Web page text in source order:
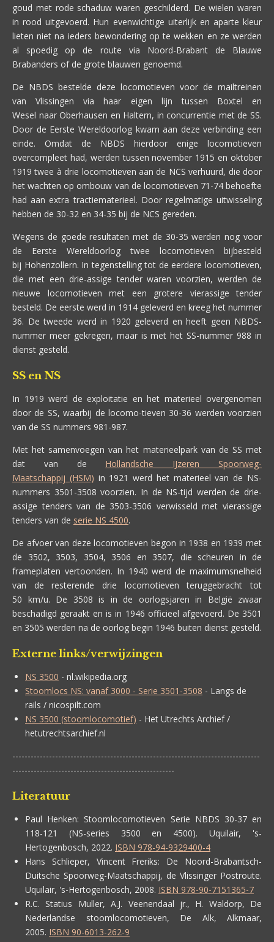
goud met rode schaduw waren geschilderd. De wielen waren
in rood uitgevoerd. Hun evenwichtige uiterlijk en aparte kleur
lieten niet na ieders bewondering op te wekken en ze werden
al spoedig op de route via Noord-Brabant de Blauwe
Brabanders of de grote blauwen genoemd.
De NBDS bestelde deze locomotieven voor de mailtreinen
van Vlissingen via haar eigen lijn tussen Boxtel en
Wesel naar Oberhausen en Haltern, in concurrentie met de SS.
Door de Eerste Wereldoorlog kwam aan deze verbinding een
einde. Omdat de NBDS hierdoor enige locomotieven
overcompleet had, werden tussen november 1915 en oktober
1919 twee à drie locomotieven aan de NCS verhuurd, die door
het wachten op ombouw van de locomotieven 71-74 behoefte
had aan extra tractiematerieel. Door regelmatige uitwisseling
hebben de 30-32 en 34-35 bij de NCS gereden.
Wegens de goede resultaten met de 30-35 werden nog voor
de Eerste Wereldoorlog twee locomotieven bijbesteld
bij Hohenzollern. In tegenstelling tot de eerdere locomotieven,
die met een drie-assige tender waren voorzien, werden de
nieuwe locomotieven met een grotere vierassige tender
besteld. De eerste werd in 1914 geleverd en kreeg het nummer
36. De tweede werd in 1920 geleverd en heeft geen NBDS-
nummer meer gekregen, maar is met het SS-nummer 988 in
dienst gesteld.
SS en NS
In 1919 werd de exploitatie en het materieel overgenomen
door de SS, waarbij de locomo-tieven 30-36 werden voorzien
van de SS nummers 981-987.
Met het samenvoegen van het materieelpark van de SS met
dat van de Hollandsche IJzeren Spoorweg-
Maatschappij (HSM) in 1921 werd het materieel van de NS-
nummers 3501-3508 voorzien. In de NS-tijd werden de drie-
assige tenders van de 3503-3506 verwisseld met vierassige
tenders van de serie NS 4500.
De afvoer van deze locomotieven begon in 1938 en 1939 met
de 3502, 3503, 3504, 3506 en 3507, die scheuren in de
frameplaten vertoonden. In 1940 werd de maximumsnelheid
van de resterende drie locomotieven teruggebracht tot
50 km/u. De 3508 is in de oorlogsjaren in België zwaar
beschadigd geraakt en is in 1946 officieel afgevoerd. De 3501
en 3505 werden na de oorlog begin 1946 buiten dienst gesteld.
Externe links/verwijzingen
NS 3500 - nl.wikipedia.org
Stoomlocs NS: vanaf 3000 - Serie 3501-3508 - Langs de
rails / nicospilt.com
NS 3500 (stoomlocomotief) - Het Utrechts Archief /
hetutrechtsarchief.nl
---------------------------------------------------------------------------------
-----------------------------------------------------
Literatuur
Paul Henken: Stoomlocomotieven Serie NBDS 30-37 en
118-121 (NS-series 3500 en 4500). Uquilair, 's-
Hertogenbosch, 2022. ISBN 978-94-9329400-4
Hans Schlieper, Vincent Freriks:
De Noord-Brabantsch-
Duitsche Spoorweg-Maatschappij, de Vlissinger Postroute.
Uquilair, 's-Hertogenbosch, 2008. ISBN 978-90-7151365-7
R.C. Statius Muller, A.J. Veenendaal jr., H. Waldorp, De
Nederlandse stoomlocomotieven, De Alk, Alkmaar,
2005. ISBN 90-6013-262-9